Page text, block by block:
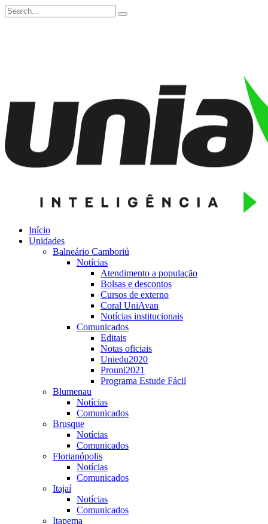
Início
Unidades
Balneário Camboriú
Notícias
Atendimento a população
Bolsas e descontos
Cursos de externo
Coral UniAvan
Notícias institucionais
Comunicados
Editais
Notas oficiais
Uniedu2020
Prouni2021
Programa Estude Fácil
Blumenau
Notícias
Comunicados
Brusque
Notícias
Comunicados
Florianópolis
Notícias
Comunicados
Itajaí
Notícias
Comunicados
Itapema